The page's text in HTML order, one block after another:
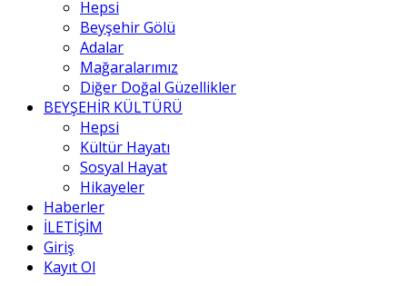
Hepsi
Beyşehir Gölü
Adalar
Mağaralarımız
Diğer Doğal Güzellikler
BEYŞEHİR KÜLTÜRÜ
Hepsi
Kültür Hayatı
Sosyal Hayat
Hikayeler
Haberler
İLETİŞİM
Giriş
Kayıt Ol